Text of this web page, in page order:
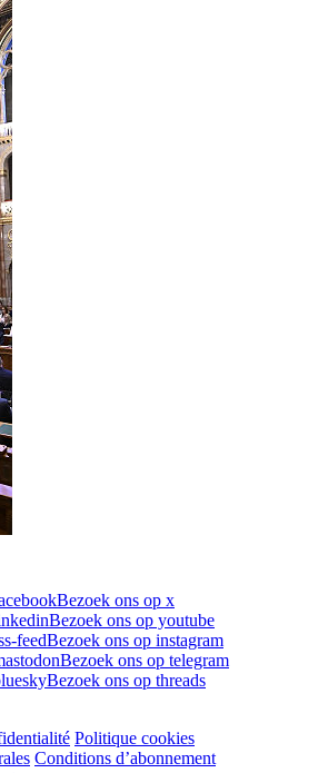
Bezoek ons op x
Bezoek ons op youtube
feedBezoek ons op instagram
Bezoek ons op telegram
Bezoek ons op threads
Politique cookies
Conditions d’abonnement